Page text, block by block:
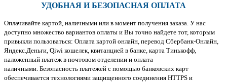
УДОБНАЯ И БЕЗОПАСНАЯ ОПЛАТА
Оплачивайте картой, наличными или в момент получения заказа. У нас
доступно множество вариантов оплаты и Вы точно найдете тот, которым
привыкли пользоваться: Оплата картой онлайн, перевод Сбербанк-Онлайн,
Яндекс.Деньги, Qiwi кошелек, квитанцией в банке, карта Тинькофф,
наложенный платеж в почтовом отделении и оплата
наличными. Безопасность платежей с помощью банковских карт
обеспечивается технологиями защищенного соединения HTTPS и